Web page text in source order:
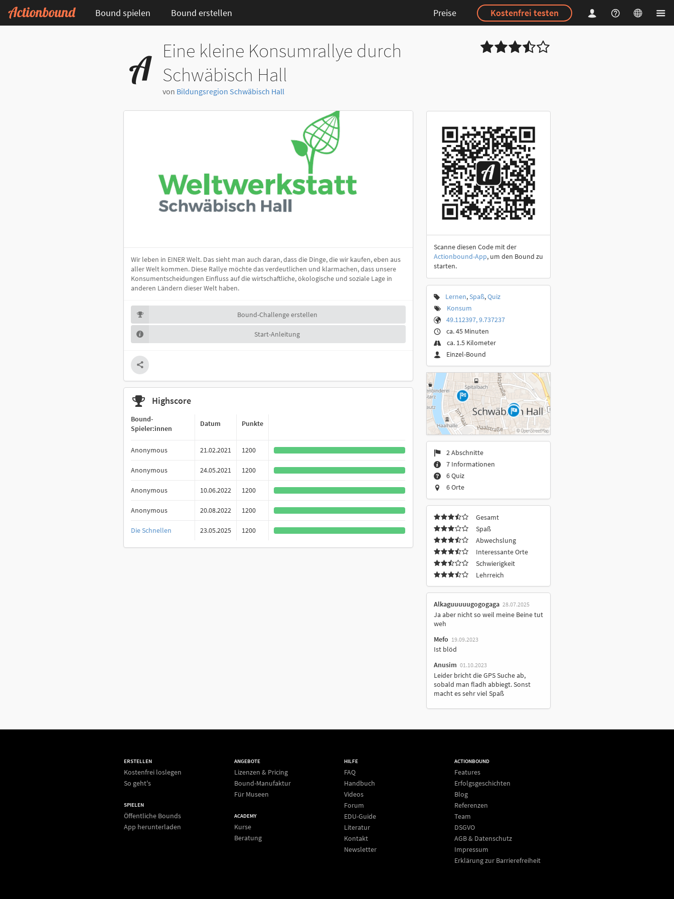
Bound spielen Bound erstellen Preise Kostenfrei testen
Eine kleine Konsumrallye durch
Schwäbisch Hall
von Bildungsregion Schwäbisch Hall
Wir leben in EINER Welt. Das sieht man auch daran, dass die Dinge, die wir kaufen, eben aus
aller Welt kommen. Diese Rallye möchte das verdeutlichen und klarmachen, dass unsere
Konsumentscheidungen Einfluss auf die wirtschaftliche, ökologische und soziale Lage in
anderen Ländern dieser Welt haben.
Bound-Challenge erstellen
Start-Anleitung
Highscore
Bound-
Spieler:innen
Datum Punkte
Anonymous 21.02.2021 1200
Anonymous 24.05.2021 1200
Anonymous 10.06.2022 1200
Anonymous 20.08.2022 1200
Die Schnellen 23.05.2025 1200
Scanne diesen Code mit der
Actionbound-App, um den Bound zu
starten.
Lernen,Spaß,Quiz
Konsum
49.112397, 9.737237
ca. 45 Minuten
ca. 1.5 Kilometer
Einzel-Bound
2 Abschnitte
7 Informationen
6 Quiz
6 Orte
Gesamt
Spaß
Abwechslung
Interessante Orte
Schwierigkeit
Lehrreich
Alkaguuuuugogogaga 28.07.2025
Ja aber nicht so weil meine Beine tut
weh
Mefo 19.09.2023
Ist blöd
Anusim 01.10.2023
Leider bricht die GPS Suche ab,
sobald man fladh abbiegt. Sonst
macht es sehr viel Spaß
ERSTELLEN
Kostenfrei loslegen
So geht's
SPIELEN
Öffentliche Bounds
App herunterladen
ANGEBOTE
Lizenzen & Pricing
Bound-Manufaktur
Für Museen
ACADEMY
Kurse
Beratung
HILFE
FAQ
Handbuch
Videos
Forum
EDU-Guide
Literatur
Kontakt
Newsletter
ACTIONBOUND
Features
Erfolgsgeschichten
Blog
Referenzen
Team
DSGVO
AGB & Datenschutz
Impressum
Erklärung zur Barrierefreiheit